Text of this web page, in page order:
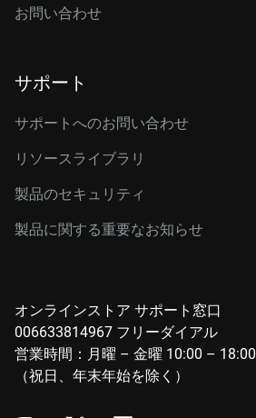
お問い合わせ
サポート
サポートへのお問い合わせ
リソースライブラリ
製品のセキュリティ
製品に関する重要なお知らせ
オンラインストア サポート窓口
006633814967 フリーダイアル
営業時間：月曜 – 金曜 10:00 – 18:00
（祝日、年末年始を除く）